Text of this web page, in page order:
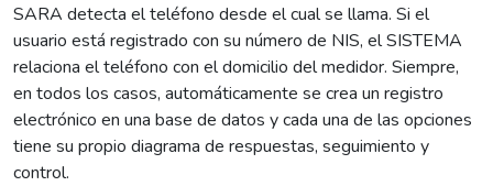
SARA detecta el teléfono desde el cual se llama. Si el
usuario está registrado con su número de NIS, el SISTEMA
relaciona el teléfono con el domicilio del medidor. Siempre,
en todos los casos, automáticamente se crea un registro
electrónico en una base de datos y cada una de las opciones
tiene su propio diagrama de respuestas, seguimiento y
control.